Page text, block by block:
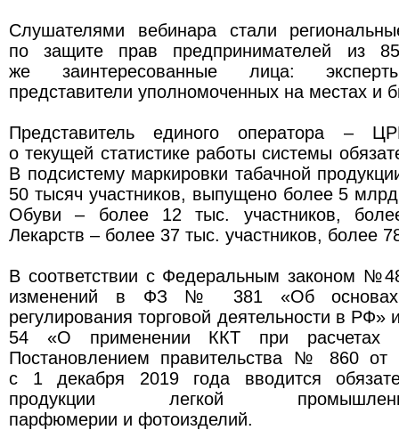
Слушателями вебинара стали
по защите прав предпринимателей из
же заинтересованные лица:
представители уполномоченных на местах и
Представитель единого оператора –
о текущей статистике работы системы
В подсистему маркировки табачной
50 тысяч участников, выпущено более 5
Обуви – более 12 тыс. участников,
Лекарств – более 37 тыс. участников, более
В соответствии с Федеральным законом
изменений в ФЗ № 381 «Об основах
регулирования торговой деятельности в
54 «О применении ККТ при
Постановлением правительства № 860
с 1 декабря 2019 года вводится
продукции легкой
парфюмерии и фотоизделий.